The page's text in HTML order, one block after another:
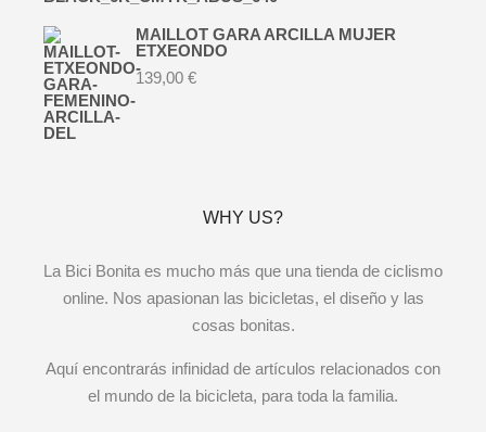
MAILLOT GARA ARCILLA MUJER
ETXEONDO
139,00 €
WHY US?
La Bici Bonita es mucho más que una tienda de ciclismo
online. Nos apasionan las bicicletas, el diseño y las
cosas bonitas.
Aquí encontrarás infinidad de artículos relacionados con
el mundo de la bicicleta, para toda la familia.